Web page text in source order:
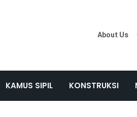
About Us
KAMUS SIPIL KONSTRUKSI